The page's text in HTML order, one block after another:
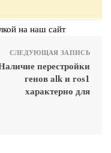
на наш сайт
СЛЕДУЮЩАЯ ЗАПИСЬ
перестройки
генов alk и ros1
характерно для